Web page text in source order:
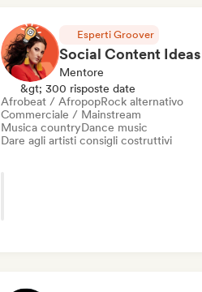
Esperti Groover
Social Content Ideas
Mentore
&gt; 300 risposte date
Afrobeat / AfropopRock alternativo
Commerciale / Mainstream
Musica countryDance music
Dare agli artisti consigli costruttivi